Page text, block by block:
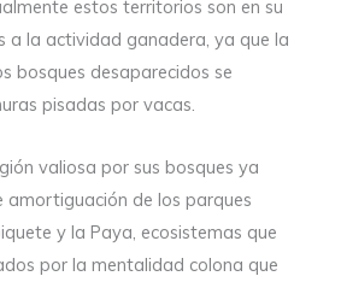
estos territorios son en su
a la actividad ganadera, ya que la
bosques desaparecidos se
pisadas por vacas.
valiosa por sus bosques ya
amortiguación de los parques
y la Paya, ecosistemas que
por la mentalidad colona que